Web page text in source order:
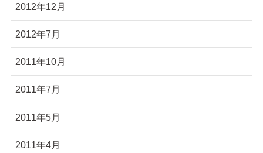
2012年12月
2012年7月
2011年10月
2011年7月
2011年5月
2011年4月